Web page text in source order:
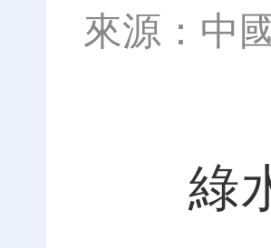
來源： 中
綠水